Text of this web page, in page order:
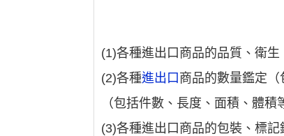
(1)各種進出口商品的品質、衛
(2)各種進出口 商品的數量鑑定（
（包括件數、長度、面積、體積
(3)各種進出口商品的包裝、標記